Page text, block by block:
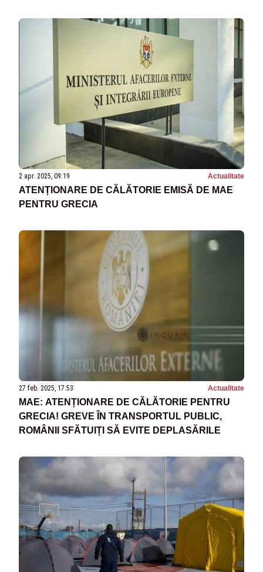
2 apr. 2025, 09:19 Actualitate
ATENȚIONARE DE CĂLĂTORIE EMISĂ DE MAE
PENTRU GRECIA
27 feb. 2025, 17:53 Actualitate
MAE: ATENȚIONARE DE CĂLĂTORIE PENTRU
GRECIA! GREVE ÎN TRANSPORTUL PUBLIC,
ROMÂNII SFĂTUIȚI SĂ EVITE DEPLASĂRILE